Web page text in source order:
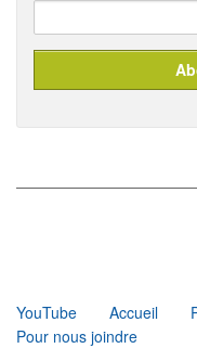
YouTube
Accueil
Pour nous joindre